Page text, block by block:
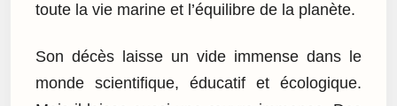
toute la vie marine et l’équilibre de la planète.
Son décès laisse un vide immense dans le
monde scientifique, éducatif et écologique.